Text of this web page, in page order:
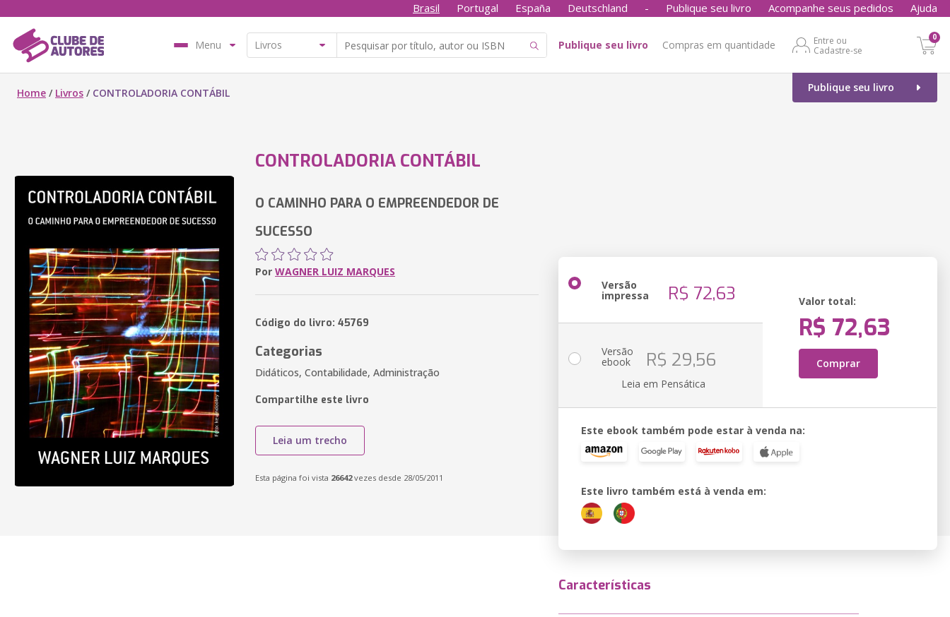
Brasil Portugal España Deutschland - Publique seu livro Acompanhe seus pedidos Ajuda
Menu Publique seu livro Compras em quantidade
Entre ou
Cadastre-se
0
Publique seu livro
Home / Livros / CONTROLADORIA CONTÁBIL
CONTROLADORIA CONTÁBIL
O CAMINHO PARA O EMPREENDEDOR DE
SUCESSO
Por WAGNER LUIZ MARQUES
Código do livro: 45769
Categorias
Didáticos, Contabilidade, Administração
Compartilhe este livro
Leia um trecho
Esta página foi vista 26642vezes desde 28/05/2011
Versão
impressa R$ 72,63 Valor total:
R$ 72,63
Comprar
Versão
ebook R$ 29,56
Leia em Pensática
Este ebook também pode estar à venda na:
Este livro também está à venda em:
Características